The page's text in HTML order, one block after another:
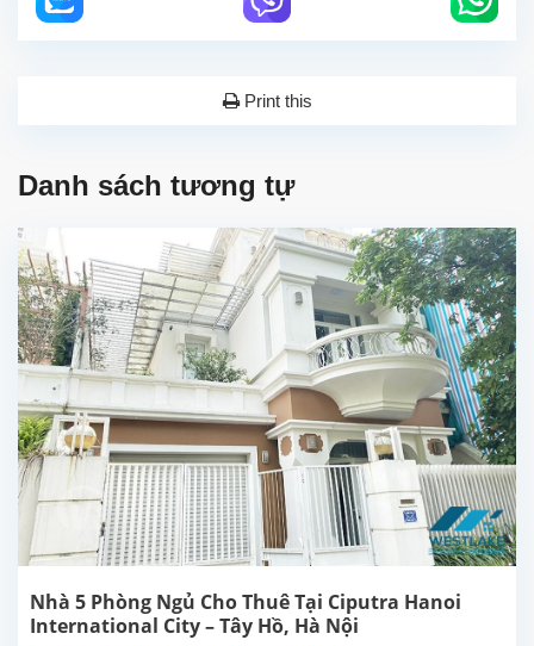
Print this
Danh sách tương tự
Nhà 5 Phòng Ngủ Cho Thuê Tại Ciputra Hanoi
International City – Tây Hồ, Hà Nội